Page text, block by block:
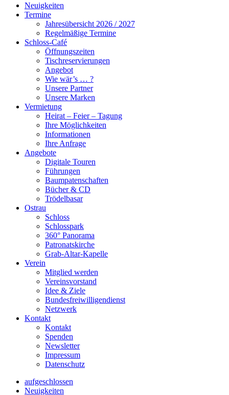
Neuigkeiten
Termine
Jahresübersicht 2026 / 2027
Regelmäßige Termine
Schloss-Café
Öffnungszeiten
Tischreservierungen
Angebot
Wie wär’s … ?
Unsere Partner
Unsere Marken
Vermietung
Heirat – Feier – Tagung
Ihre Möglichkeiten
Informationen
Ihre Anfrage
Angebote
Digitale Touren
Führungen
Baumpatenschaften
Bücher & CD
Trödelbasar
Ostrau
Schloss
Schlosspark
360° Panorama
Patronatskirche
Grab-Altar-Kapelle
Verein
Mitglied werden
Vereinsvorstand
Idee & Ziele
Bundesfreiwilligendienst
Netzwerk
Kontakt
Kontakt
Spenden
Newsletter
Impressum
Datenschutz
aufgeschlossen
Neuigkeiten